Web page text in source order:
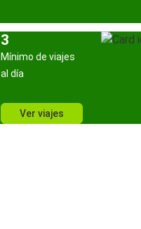
3
Mínimo de viajes
al día
Ver viajes